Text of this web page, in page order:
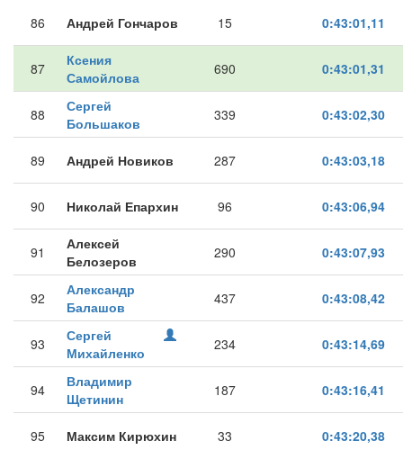
86 Андрей Гончаров 15 0:43:01,11
87
Ксения
Самойлова
690 0:43:01,31
88
Сергей
Большаков
339 0:43:02,30
89 Андрей Новиков 287 0:43:03,18
90 Николай Епархин 96 0:43:06,94
91
Алексей
Белозеров
290 0:43:07,93
92
Александр
Балашов
437 0:43:08,42
93
Сергей
Михайленко
234 0:43:14,69
94
Владимир
Щетинин
187 0:43:16,41
95 Максим Кирюхин 33 0:43:20,38